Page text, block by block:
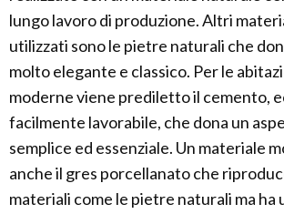
lungo lavoro di produzione. Altri
utilizzati sono le pietre naturali che
molto elegante e classico. Per le
moderne viene prediletto il cemento,
facilmente lavorabile, che dona un
semplice ed essenziale. Un materiale
anche il gres porcellanato che
materiali come le pietre naturali ma ha